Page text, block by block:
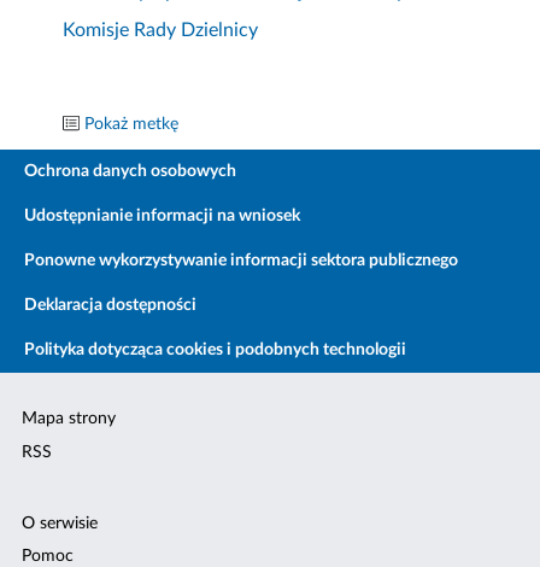
Komisje Rady Dzielnicy
Pokaż metkę
Ochrona danych osobowych
Udostępnianie informacji na wniosek
Ponowne wykorzystywanie informacji sektora publicznego
Deklaracja dostępności
Polityka dotycząca cookies i podobnych technologii
Mapa strony
RSS
O serwisie
Pomoc